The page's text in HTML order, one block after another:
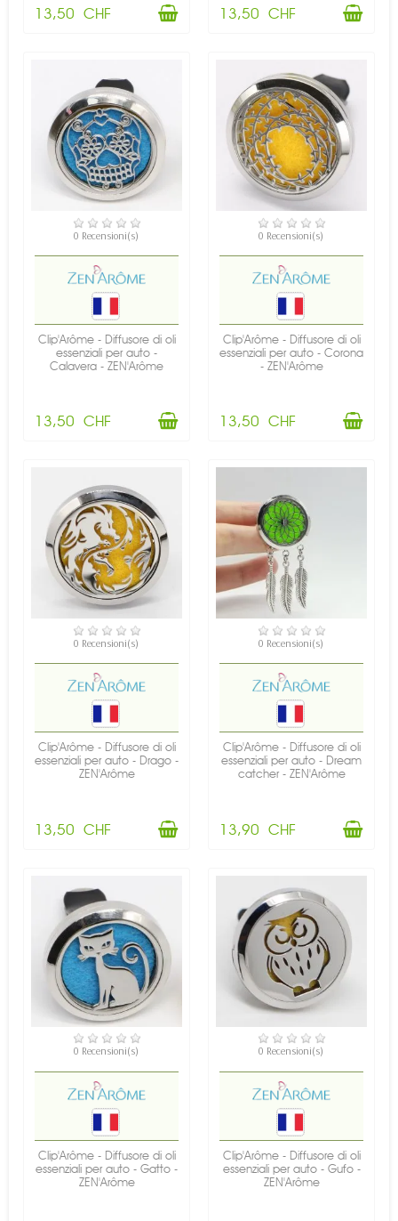
13,50 CHF 13,50 CHF
DISPONIBILE
0 Recensioni(s)
Clip'Arôme - Diffusore di oli
essenziali per auto -
Calavera - ZEN'Arôme
13,50 CHF
DISPONIBILE
0 Recensioni(s)
Clip'Arôme - Diffusore di oli
essenziali per auto - Corona
- ZEN'Arôme
13,50 CHF
DISPONIBILE
0 Recensioni(s)
Clip'Arôme - Diffusore di oli
essenziali per auto - Drago -
ZEN'Arôme
13,50 CHF
DISPONIBILE
0 Recensioni(s)
Clip'Arôme - Diffusore di oli
essenziali per auto - Dream
catcher - ZEN'Arôme
13,90 CHF
DISPONIBILE
0 Recensioni(s)
Clip'Arôme - Diffusore di oli
essenziali per auto - Gatto -
ZEN'Arôme
DISPONIBILE
0 Recensioni(s)
Clip'Arôme - Diffusore di oli
essenziali per auto - Gufo -
ZEN'Arôme